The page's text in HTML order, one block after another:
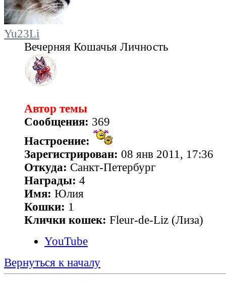
Yu23Li
Вечерняя Кошачья Личность
Автор темы
Сообщения: 369
Настроение:
Зарегистрирован: 08 янв 2011, 17:36
Откуда: Санкт-Петербург
Награды: 4
Имя: Юлия
Кошки: 1
Клички кошек: Fleur-de-Liz (Лиза)
YouTube
Вернуться к началу